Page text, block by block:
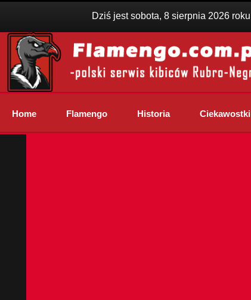
Dziś jest sobota, 8 sierpnia 2026 roku
Home Flamengo Historia Ciekawostki